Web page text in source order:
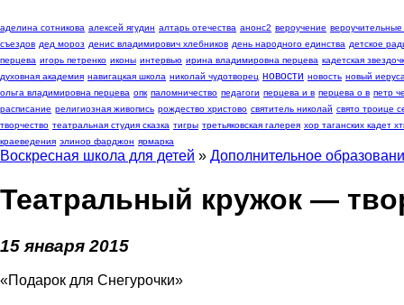
аделина сотникова алексей ягудин алтарь отечества анонс2 вероучение
съездов дед мороз денис владимирович хлебников день народного единства детское
перцева игорь петренко иконы интервью ирина владимировна перцева кадетская
духовная академия навигацкая школа николай чудотворец новости новость новый
ольга владимировна перцева опк паломничество педагоги перцева и в перцева о в петр
расписание религиозная живопись рождество христово святитель николай свято троице
творчество театральная студия сказка тигры третьяковская галерея хор таганских кадет
краеведения элинор фарджон ярмарка
Воскресная школа для детей » Дополнительное
Театральный кружок —
15 января 2015
«Подарок для Снегурочки»